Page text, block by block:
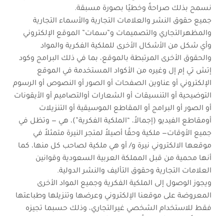
نسمح بذلك صراحةً وخطيًا بصورة مسبقة.
جميع حقوق النشر والعلامات التجارية والأسماء التجارية
والمظهرالتجاري والتصميمات و”سمات” الموقع الإلكتروني
وأي شكل من الأشكال الأخرى للملكية الفكرية والمواد
والحقوق الأخرى المرتبطة بالموقع، بما في ذلك البرامج وكود
إتش تي إم إل وغيره من الأكواد المستخدمة في الموقع
الإلكتروني أو عناوين الصفحات أو الصور أو النصوص أو الرسوم
التوضيحية أو التنسيقات أو الشعارات أوالتصاميم أو الأيقونات
أو الصور أو البرامج أو المقاطع الموسيقية أو التنزيلات
أومقاطع الفيديو (إجمالاً، “الملكية الفكرية”)، هي — وتظل في
جميع الأوقات— ملكية وحقًا أصيلاً لمتجر النيرة متمثلاً في
موقعها الالكتروني نيرة و/ أو هي ملكية لصاحب كل منها، كما
أنها محمية من قبل المملكة العربية السعودية وقوانين
العلامات التجارية وحقوق التأليف والنشر الدولية.
ويجوز الوصول إلى الملكية الفكرية وجميع المواد الأخرى
المعروضة على موقعنا الإلكتروني وعرضها وتنزيلها وطباعتها
فقط للاستخدام الشخصي غيرالتجاري، وذلك حسبما تجيزه